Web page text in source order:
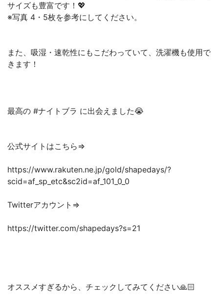
サイズも豊富です！💖
※写真 4・5枚を参考にしてください。
また、吸湿・速乾性にもこだわっていて、洗濯機も使用で
きます！
最高の #ナイトブラ に出会えました😭
公式サイトはこちら⇒
https://www.rakuten.ne.jp/gold/shapedays/?
scid=af_sp_etc&sc2id=af_101_0_0
Twitterアカウント⇒
https://twitter.com/shapedays?s=21
オススメすぎるから、チェックしてみてください🙏🏻